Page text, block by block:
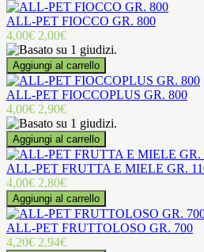
ALL-PET FIOCCO GR. 800
4,00€ 2,00€
ALL-PET FIOCCOPLUS GR. 800
4,00€ 2,90€
ALL-PET FRUTTA E MIELE GR.
4,00€ 2,80€
ALL-PET FRUTTOLOSO GR. 700
4,20€ 2,94€